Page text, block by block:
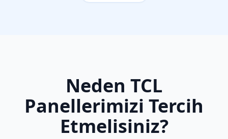
Neden TCL
Panellerimizi Tercih
Etmelisiniz?